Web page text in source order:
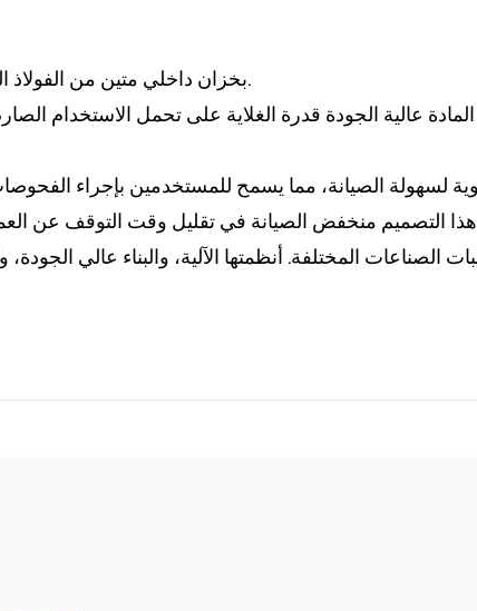
- يتميز ST-8S بخزان داخلي متين من الفولاذ المقاوم للصدأ يعزز طول عمره ومقاومته للتآكل.